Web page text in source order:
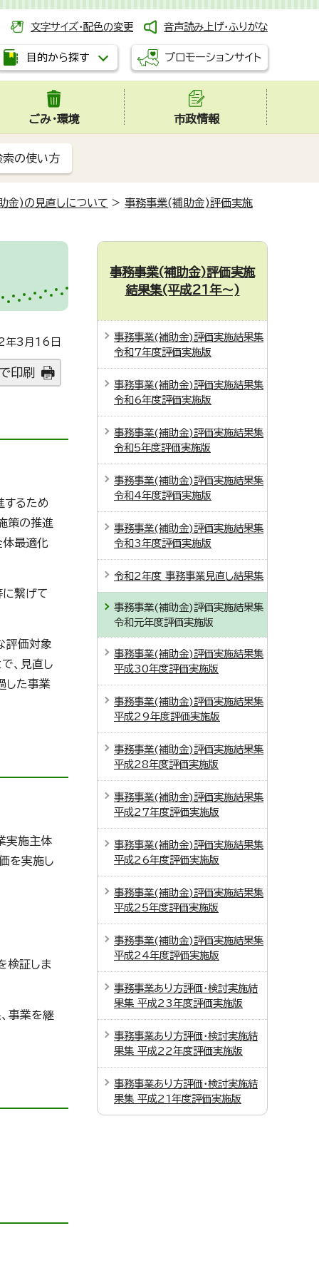
文字サイズ・配色の変更 音声読み上げ・ふりがな
目的から探す プロモーションサイト
ごみ・環境 市政情報
索の使い方
金)の見直しについて > 事務事業(補助金)評価実施
3月16日
印刷
するため
策の推進
体最適化
繋げて
評価対象
、見直し
した事業
実施主体
を実施し
検証しま
事業を継
事務事業(補助金)評価実施
結果集(平成21年～)
事務事業(補助金)評価実施結果集
令和7年度評価実施版
事務事業(補助金)評価実施結果集
令和6年度評価実施版
事務事業(補助金)評価実施結果集
令和5年度評価実施版
事務事業(補助金)評価実施結果集
令和4年度評価実施版
事務事業(補助金)評価実施結果集
令和3年度評価実施版
令和2年度 事務事業見直し結果集
事務事業(補助金)評価実施結果集
令和元年度評価実施版
事務事業(補助金)評価実施結果集
平成30年度評価実施版
事務事業(補助金)評価実施結果集
平成29年度評価実施版
事務事業(補助金)評価実施結果集
平成28年度評価実施版
事務事業(補助金)評価実施結果集
平成27年度評価実施版
事務事業(補助金)評価実施結果集
平成26年度評価実施版
事務事業(補助金)評価実施結果集
平成25年度評価実施版
事務事業(補助金)評価実施結果集
平成24年度評価実施版
事務事業あり方評価・検討実施結
果集 平成23年度評価実施版
事務事業あり方評価・検討実施結
果集 平成22年度評価実施版
事務事業あり方評価・検討実施結
果集 平成21年度評価実施版